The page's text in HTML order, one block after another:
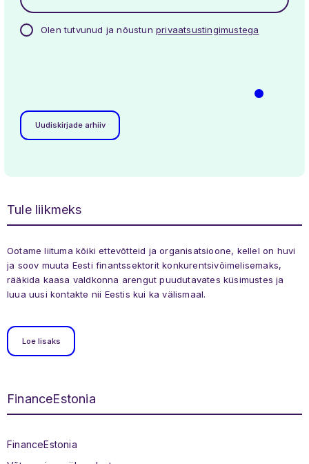
Olen tutvunud ja nõustun privaatsustingimustega
Uudiskirjade arhiiv
Tule liikmeks
Ootame liituma kõiki ettevõtteid ja organisatsioone, kellel on huvi
ja soov muuta Eesti finantssektorit konkurentsivõimelisemaks,
rääkida kaasa valdkonna arengut puudutavates küsimustes ja
luua uusi kontakte nii Eestis kui ka välismaal.
Loe lisaks
FinanceEstonia
Jaluse menüü
FinanceEstonia